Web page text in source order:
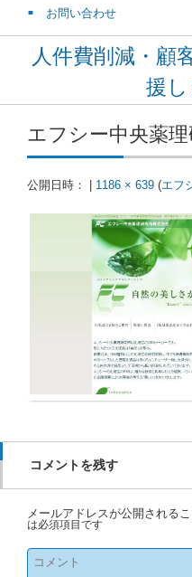
お問い合わせ
人件費削減・顧
援し
エフシー中央薬
公開日時： 1186 × 639 (エフ
コメントを残す
メールアドレスが公開されるこ
は必須項目です